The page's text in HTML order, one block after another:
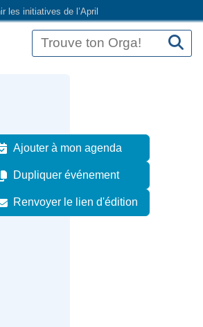
les initiatives de l’April
Ajouter à mon agenda
Dupliquer événement
Renvoyer le lien d'édition